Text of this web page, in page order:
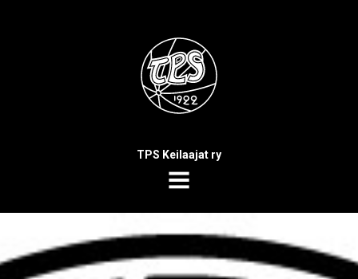
TPS Keilaajat ry
MENU